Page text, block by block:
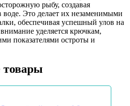
рыбу, создавая
воде. Это делает их незаменимыми
обеспечивая успешный улов на
уделяется крючкам,
показателями остроты и